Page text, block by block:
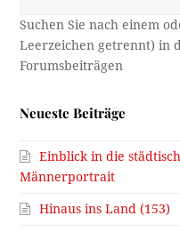
Neueste Beiträge
Einblick in die
Männerportrait
Hinaus ins Land (153)